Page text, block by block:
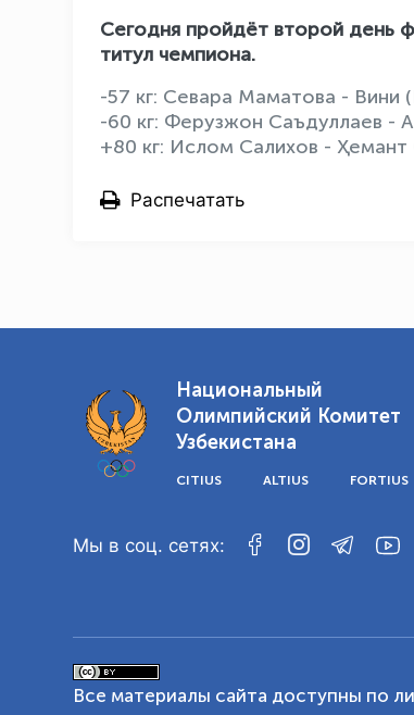
Сегодня пройдёт второй день
титул чемпиона.
-57 кг: Севара Маматова - Вини
-60 кг: Ферузжон Саъдуллаев -
+80 кг: Ислом Салихов - Ҳемант
Распечатать
Национальный
Олимпийский Комитет
Узбекистана
CITIUS ALTIUS FORTIUS
Мы в соц. сетях:
Все материалы сайта доступны по